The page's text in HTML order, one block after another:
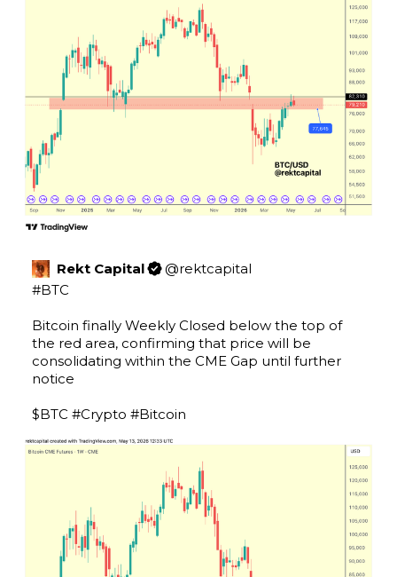
Rekt Capital @rektcapital
#BTC
Bitcoin finally Weekly Closed below the top of
the red area, confirming that price will be
consolidating within the CME Gap until further
notice
$BTC #Crypto #Bitcoin